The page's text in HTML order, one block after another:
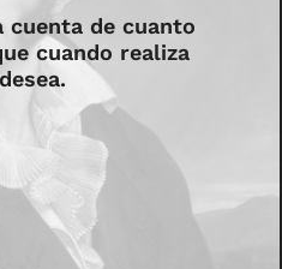
cuenta de cuanto
cuando realiza